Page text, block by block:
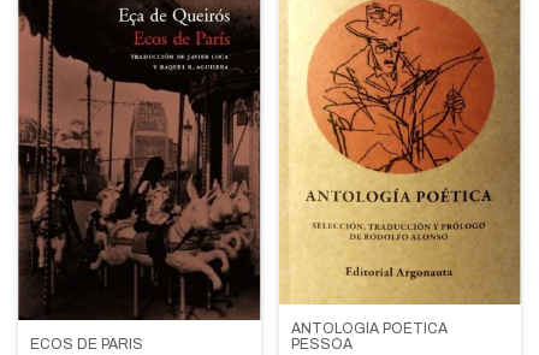
ECOS DE PARIS
ANTOLOGÍA POÉTICA
PESSOA